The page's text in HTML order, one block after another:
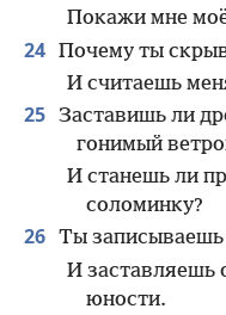
Покажи мне моё
24 Почему ты
И считаешь
25 Заставишь ли
гонимый
И станешь ли
соломинку?
26 Ты
И заставляешь
юности.